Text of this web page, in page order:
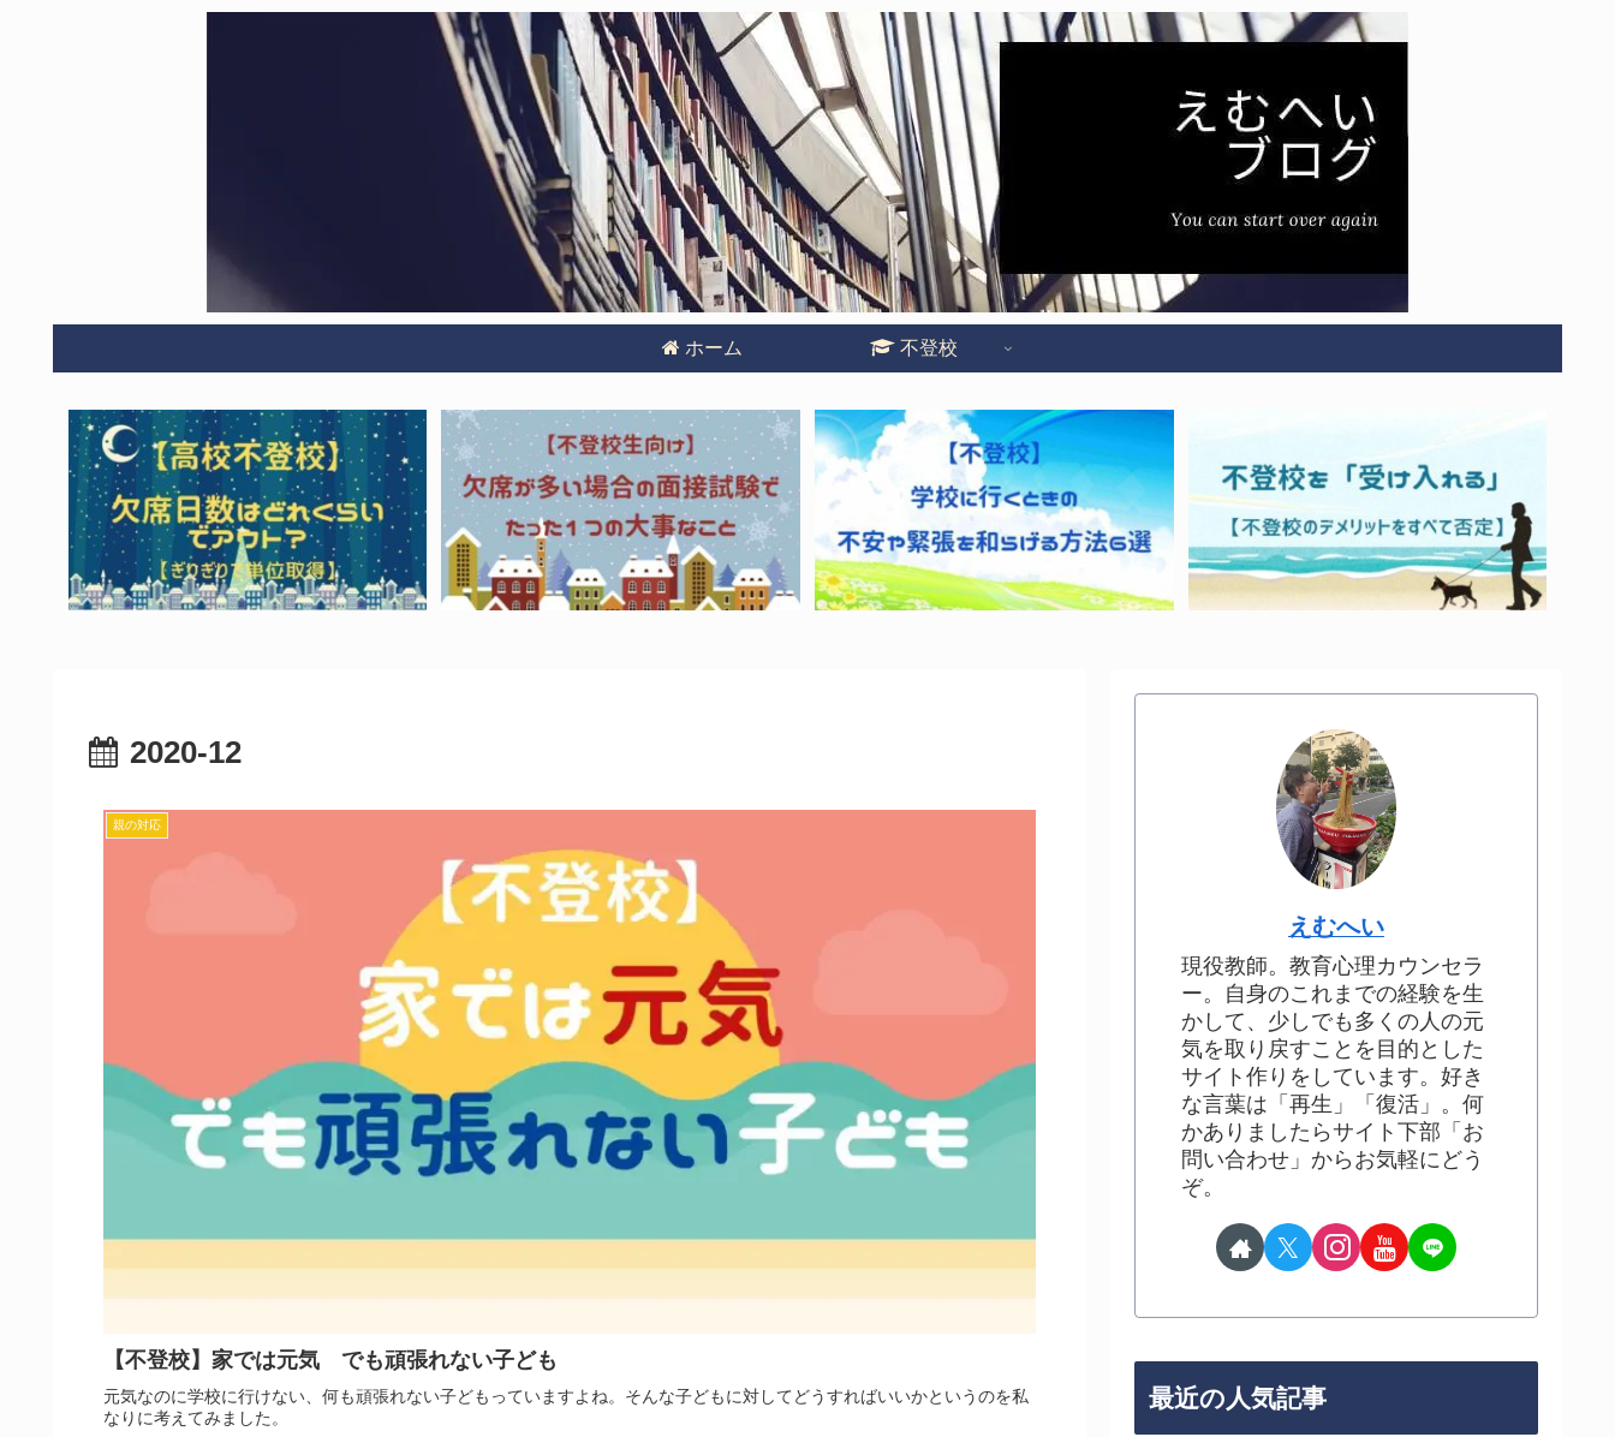
ホーム 不登校
2020-12
親の対応
【不登校】家では元気 でも頑張れない子ども
元気なのに学校に行けない、何も頑張れない子どもっていますよね。そんな子どもに対してどうすればいいかというのを私
なりに考えてみました。
えむへい
現役教師。教育心理カウンセラ
ー。自身のこれまでの経験を生
かして、少しでも多くの人の元
気を取り戻すことを目的とした
サイト作りをしています。好き
な言葉は「再生」「復活」。何
かありましたらサイト下部「お
問い合わせ」からお気軽にどう
ぞ。
最近の人気記事